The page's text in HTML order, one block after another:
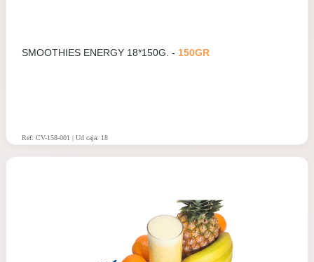
SMOOTHIES ENERGY 18*150G. - 150GR
Ref: CV-158-001 | Ud caja: 18